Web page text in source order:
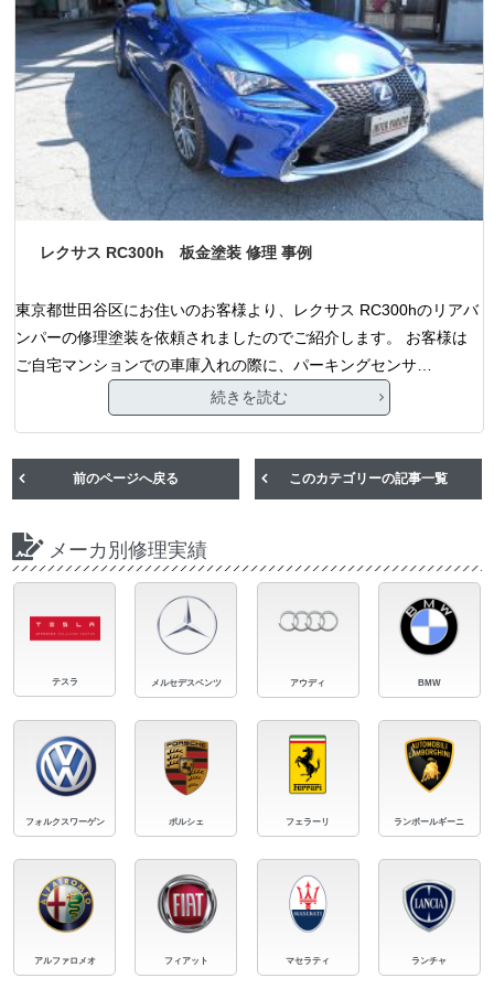
レクサス RC300h 板金塗装 修理 事例
東京都世田谷区にお住いのお客様より、レクサス RC300hのリアバ
ンパーの修理塗装を依頼されましたのでご紹介します。 お客様は
ご自宅マンションでの車庫入れの際に、パーキングセンサ…
続きを読む
前のページへ戻る このカテゴリーの記事一覧
メーカ別修理実績
テスラ メルセデスベンツ アウディ BMW
フォルクスワーゲン ポルシェ フェラーリ ランボールギーニ
アルファロメオ フィアット マセラティ ランチャ